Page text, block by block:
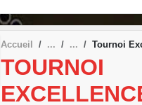
Accueil Tournoi
TOURNOI